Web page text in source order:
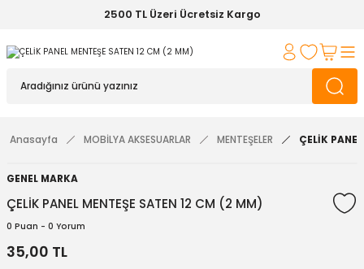
2500 TL Üzeri Ücretsiz Kargo
Anasayfa MOBİLYA AKSESUARLAR MENTEŞELER ÇELİK
GENEL MARKA
ÇELİK PANEL MENTEŞE SATEN 12 CM (2 MM)
0 Puan - 0 Yorum
35,00 TL